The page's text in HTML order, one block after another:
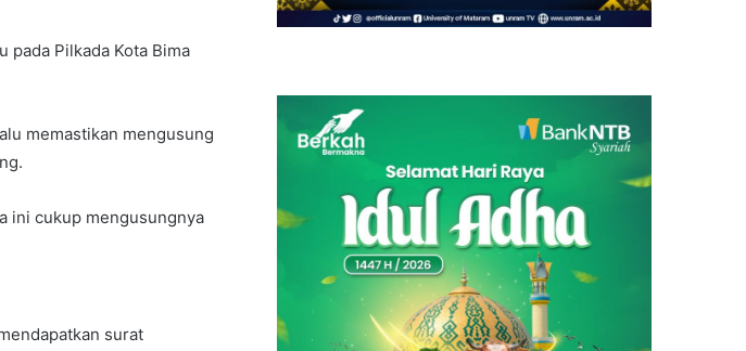
pada Pilkada Kota Bima
memastikan mengusung
ini cukup mengusungnya
surat